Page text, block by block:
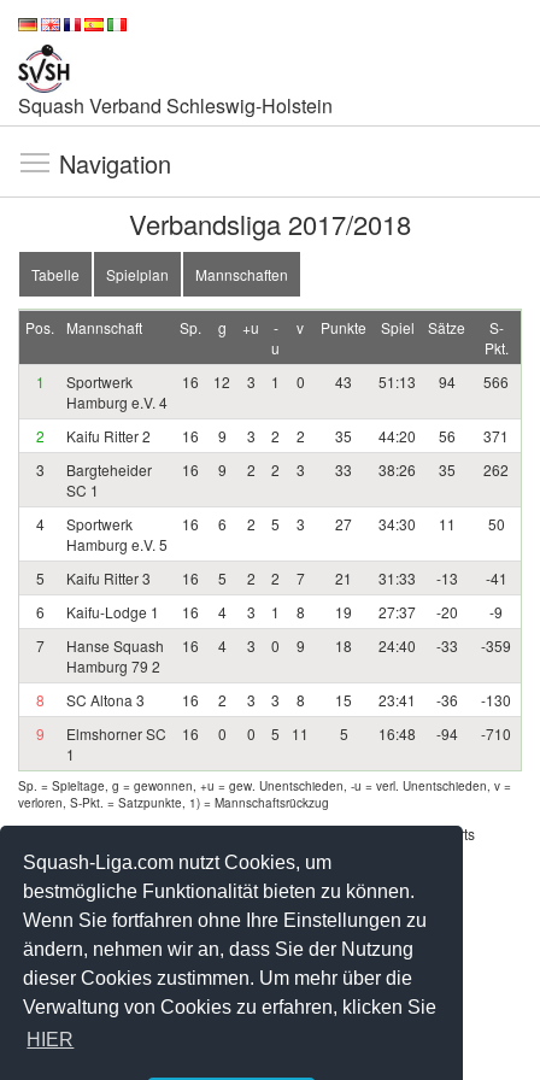
Squash-Liga.com nutzt Cookies, um
bestmögliche Funktionalität bieten zu können.
Wenn Sie fortfahren ohne Ihre Einstellungen zu
ändern, nehmen wir an, dass Sie der Nutzung
dieser Cookies zustimmen. Um mehr über die
Verwaltung von Cookies zu erfahren, klicken Sie
HIER
Squash Verband Schleswig-Holstein
Navigation
Verbandsliga 2017/2018
Tabelle Spielplan Mannschaften
Pos. Mannschaft Sp. g +u
-
u
v Punkte Spiel Sätze
S-
Pkt.
1
Sportwerk
Hamburg e.V. 4
16 12 3 1 0 43 51:13 94 566
2 Kaifu Ritter 2 16 9 3 2 2 35 44:20 56
371
3
Bargteheider
SC 1
16 9 2 2 3 33 38:26 35 262
4
Sportwerk
Hamburg e.V. 5
16 6 2 5 3 27 34:30 11 50
5 Kaifu Ritter 3 16 5 2 2 7 21 31:33 -13
-41
6
Kaifu-Lodge 1 16 4 3 1 8 19 27:37 -20
-9
7
Hanse Squash
Hamburg 79 2
16 4 3 0 9 18 24:40 -33 -359
8 SC Altona 3 16 2 3 3 8 15 23:41 -36
-130
9
Elmshorner SC
1
16 0 0 5 11 5 16:48 -94 -710
Sp. = Spieltage, g = gewonnen, +u = gew. Unentschieden, -u = verl. Unentschieden, v =
verloren, S-Pkt. = Satzpunkte, 1) = Mannschaftsrückzug
Werbung - Offizielle Pool Partner des deutschen Squashsports